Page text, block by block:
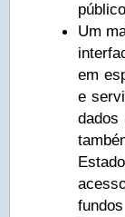
Um
em
e